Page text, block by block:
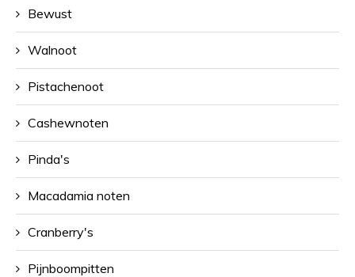
Bewust
Walnoot
Pistachenoot
Cashewnoten
Pinda's
Macadamia noten
Cranberry's
Pijnboompitten